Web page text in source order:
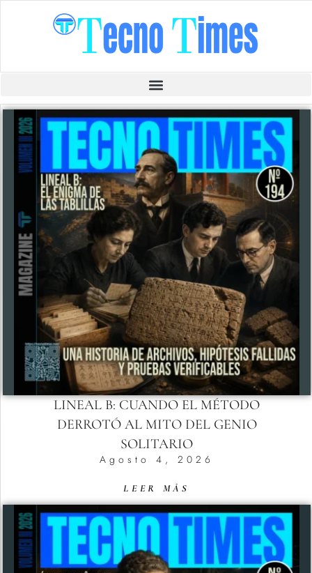
LINEAL B: CUANDO EL MÉTODO
DERROTÓ AL MITO DEL GENIO
SOLITARIO
Agosto 4, 2026
LEER MÁS